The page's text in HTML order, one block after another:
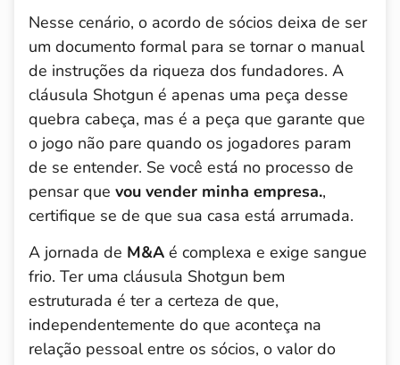
Nesse cenário, o acordo de sócios deixa de ser
um documento formal para se tornar o manual
de instruções da riqueza dos fundadores. A
cláusula Shotgun é apenas uma peça desse
quebra cabeça, mas é a peça que garante que
o jogo não pare quando os jogadores param
de se entender. Se você está no processo de
pensar que vou vender minha empresa.,
certifique se de que sua casa está arrumada.
A jornada de M&A é complexa e exige sangue
frio. Ter uma cláusula Shotgun bem
estruturada é ter a certeza de que,
independentemente do que aconteça na
relação pessoal entre os sócios, o valor do